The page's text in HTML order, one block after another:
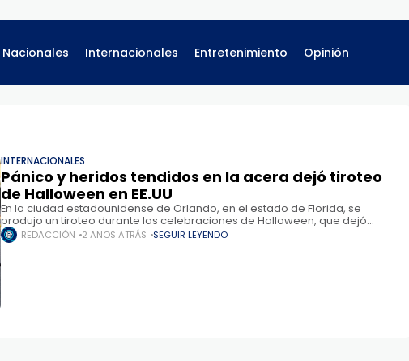
Nacionales Internacionales Entretenimiento Opinión
INTERNACIONALES
Pánico y heridos tendidos en la acera dejó tiroteo
de Halloween en EE.UU
En la ciudad estadounidense de Orlando, en el estado de Florida, se
produjo un tiroteo durante las celebraciones de Halloween, que dejó
varios muertos y heridos, informa New York Post. Se informa
REDACCIÓN 2 AÑOS ATRÁS SEGUIR LEYENDO